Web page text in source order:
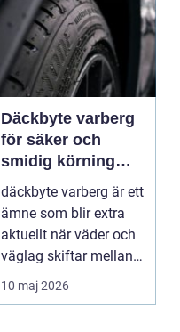
Däckbyte varberg
för säker och
smidig körning
Året runt
däckbyte varberg är ett
ämne som blir extra
aktuellt när väder och
väglag skiftar mellan
sommar och ...
10 maj 2026